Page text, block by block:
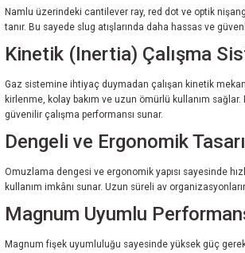
Namlu üzerindeki cantilever ray, red dot ve optik
tanır. Bu sayede slug atışlarında daha hassas ve
Kinetik (Inertia) Çalışma
Gaz sistemine ihtiyaç duymadan çalışan kinetik
kirlenme, kolay bakım ve uzun ömürlü kullanım sağlar.
güvenilir çalışma performansı sunar.
Dengeli ve Ergonomik
Omuzlama dengesi ve ergonomik yapısı sayesinde
kullanım imkânı sunar. Uzun süreli av
Magnum Uyumlu
Magnum fişek uyumluluğu sayesinde yüksek güç